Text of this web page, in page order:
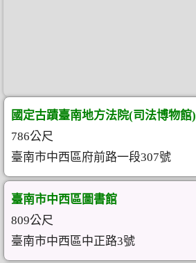
國定古蹟臺南地方法院(司法博物館)
786公尺
臺南市中西區府前路一段307號
臺南市中西區圖書館
809公尺
臺南市中西區中正路3號